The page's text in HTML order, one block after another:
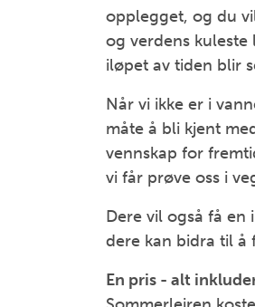
opplegget, og du
og verdens kuleste
iløpet av tiden blir
Når vi ikke er i
måte å bli kjent
vennskap for
vi får prøve oss i
Dere vil også få
dere kan bidra til å
En pris - alt